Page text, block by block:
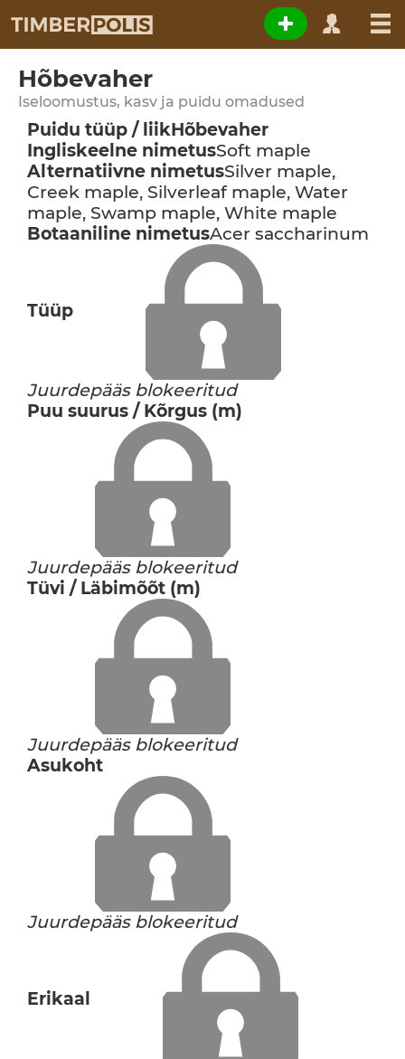
Hõbevaher
Iseloomustus, kasv ja puidu omadused
Puidu tüüp / liikHõbevaher
Ingliskeelne nimetusSoft maple
Alternatiivne nimetusSilver maple,
Creek maple, Silverleaf maple, Water
maple, Swamp maple, White maple
Botaaniline nimetusAcer saccharinum
Tüüp
Juurdepääs blokeeritud
Puu suurus / Kõrgus (m)
Juurdepääs blokeeritud
Tüvi / Läbimõõt (m)
Juurdepääs blokeeritud
Asukoht
Juurdepääs blokeeritud
Erikaal